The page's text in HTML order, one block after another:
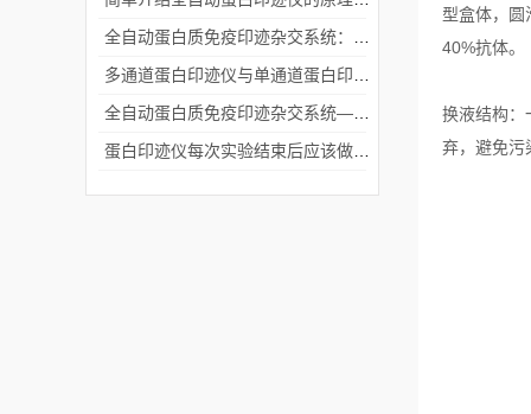
型盒体，圆
40%抗体。
换液结构：
弃，避免污